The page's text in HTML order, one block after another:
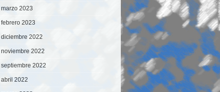
marzo 2023
febrero 2023
diciembre 2022
noviembre 2022
septiembre 2022
abril 2022